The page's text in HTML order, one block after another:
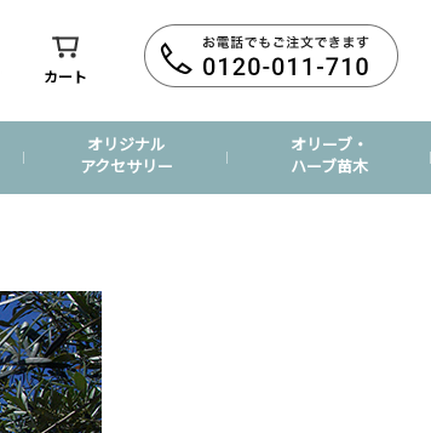
カート
オリジナル
アクセサリー
オリーブ・
ハーブ苗木